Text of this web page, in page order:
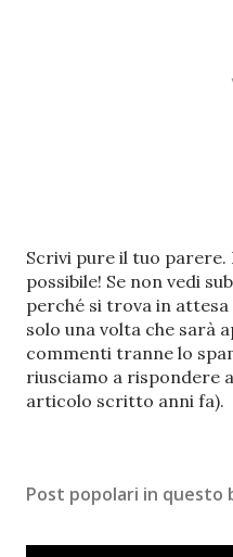
P
o
s
t
a
u
n
m
n
Scrivi pure il tuo parere.
possibile! Se non vedi
perché si trova in
solo una volta che sarà
commenti tranne lo
riusciamo a rispondere
articolo scritto anni fa).
Post popolari in questo